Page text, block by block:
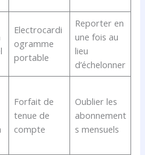
Electrocardi
ogramme
portable
Reporter en
une fois au
lieu
d’échelonner
Forfait de
tenue de
compte
Oublier les
abonnement
s mensuels